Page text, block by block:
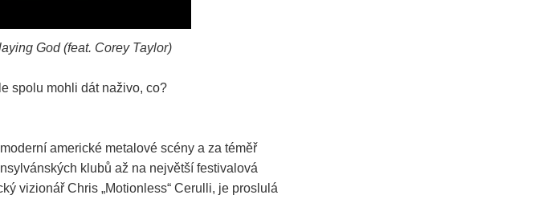
God (feat. Corey Taylor)
spolu mohli dát naživo, co?
americké metalové scény a za téměř
klubů až na největší festivalová
vizionář Chris „Motionless“ Cerulli, je proslulá